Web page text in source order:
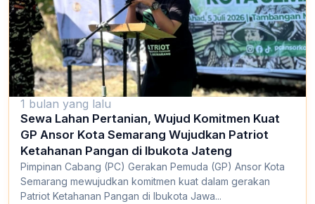
1 bulan yang lalu
Sewa Lahan Pertanian, Wujud Komitmen Kuat
GP Ansor Kota Semarang Wujudkan Patriot
Ketahanan Pangan di Ibukota Jateng
Pimpinan Cabang (PC) Gerakan Pemuda (GP) Ansor Kota
Semarang mewujudkan komitmen kuat dalam gerakan
Patriot Ketahanan Pangan di Ibukota Jawa...